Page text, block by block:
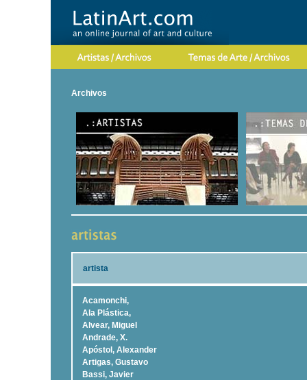
Archivos
artista
Acamonchi,
Ala Plástica,
Alvear, Miguel
Andrade, X.
Apóstol, Alexander
Artigas, Gustavo
Bassi, Javier